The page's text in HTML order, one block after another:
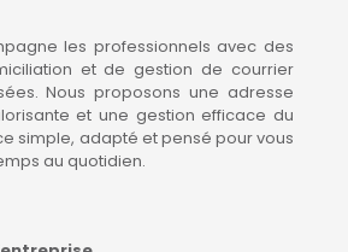
les professionnels avec des
et de gestion de courrier
Nous proposons une adresse
et une gestion efficace du
simple, adapté et pensé pour vous
au quotidien.